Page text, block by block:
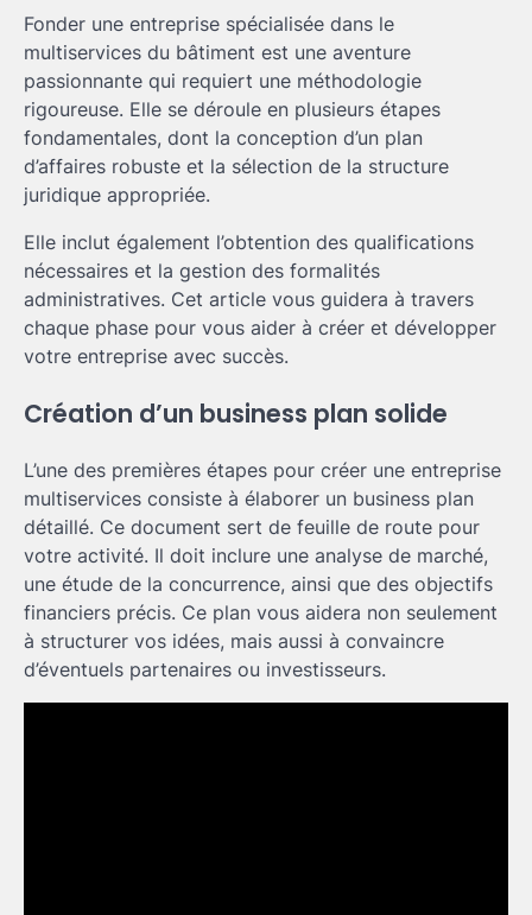
Fonder une entreprise spécialisée dans le
multiservices du bâtiment est une aventure
passionnante qui requiert une méthodologie
rigoureuse. Elle se déroule en plusieurs étapes
fondamentales, dont la conception d’un plan
d’affaires robuste et la sélection de la structure
juridique appropriée.
Elle inclut également l’obtention des qualifications
nécessaires et la gestion des formalités
administratives. Cet article vous guidera à travers
chaque phase pour vous aider à créer et développer
votre entreprise avec succès.
Création d’un business plan solide
L’une des premières étapes pour créer une entreprise
multiservices consiste à élaborer un business plan
détaillé. Ce document sert de feuille de route pour
votre activité. Il doit inclure une analyse de marché,
une étude de la concurrence, ainsi que des objectifs
financiers précis. Ce plan vous aidera non seulement
à structurer vos idées, mais aussi à convaincre
d’éventuels partenaires ou investisseurs.